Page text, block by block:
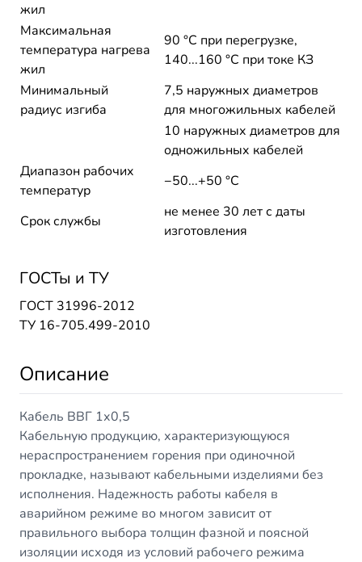
жил
Максимальная
температура нагрева
жил
90 °C при перегрузке,
140...160 °C при токе КЗ
Минимальный
радиус изгиба
7,5 наружных диаметров
для многожильных кабелей
10 наружных диаметров для
одножильных кабелей
Диапазон рабочих
температур
−50...+50 °C
Срок службы
не менее 30 лет с даты
изготовления
ГОСТы и ТУ
ГОСТ 31996-2012
ТУ 16-705.499-2010
Описание
Кабель ВВГ 1х0,5
Кабельную продукцию, характеризующуюся
нераспространением горения при одиночной
прокладке, называют кабельными изделиями без
исполнения. Надежность работы кабеля в
аварийном режиме во многом зависит от
правильного выбора толщин фазной и поясной
изоляции исходя из условий рабочего режима